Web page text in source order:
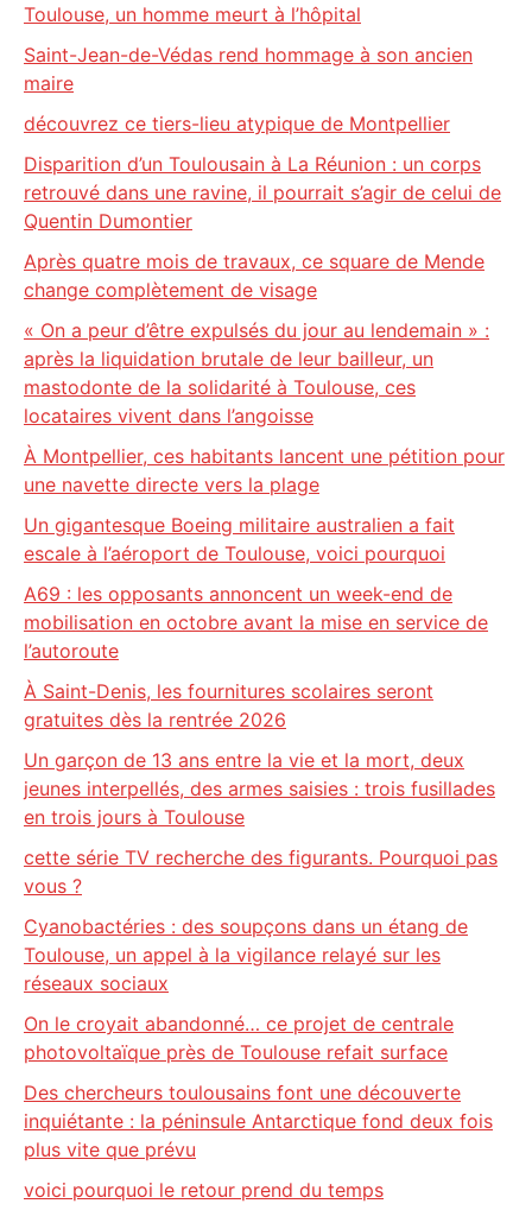
Toulouse, un homme meurt à l’hôpital
Saint-Jean-de-Védas rend hommage à son ancien
maire
découvrez ce tiers-lieu atypique de Montpellier
Disparition d’un Toulousain à La Réunion : un corps
retrouvé dans une ravine, il pourrait s’agir de celui de
Quentin Dumontier
Après quatre mois de travaux, ce square de Mende
change complètement de visage
« On a peur d’être expulsés du jour au lendemain » :
après la liquidation brutale de leur bailleur, un
mastodonte de la solidarité à Toulouse, ces
locataires vivent dans l’angoisse
À Montpellier, ces habitants lancent une pétition pour
une navette directe vers la plage
Un gigantesque Boeing militaire australien a fait
escale à l’aéroport de Toulouse, voici pourquoi
A69 : les opposants annoncent un week-end de
mobilisation en octobre avant la mise en service de
l’autoroute
À Saint-Denis, les fournitures scolaires seront
gratuites dès la rentrée 2026
Un garçon de 13 ans entre la vie et la mort, deux
jeunes interpellés, des armes saisies : trois fusillades
en trois jours à Toulouse
cette série TV recherche des figurants. Pourquoi pas
vous ?
Cyanobactéries : des soupçons dans un étang de
Toulouse, un appel à la vigilance relayé sur les
réseaux sociaux
On le croyait abandonné… ce projet de centrale
photovoltaïque près de Toulouse refait surface
Des chercheurs toulousains font une découverte
inquiétante : la péninsule Antarctique fond deux fois
plus vite que prévu
voici pourquoi le retour prend du temps